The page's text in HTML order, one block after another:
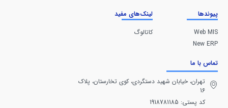
پیوندها
Web MIS
New ERP
لینک‌های مفید
کاتالوگ
تماس با ما
تهران، خيابان شهيد دستگردی، كوی تخارستان، پلاک
16
کد پستی: 1918781185